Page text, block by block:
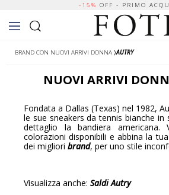
-15% OFF - PRIMO
BRAND CON NUOVI ARRIVI DONNA ⟩AUTRY
NUOVI ARRIVI
Fondata a Dallas (Texas) nel 1982,
le sue sneakers da tennis bianche in
dettaglio la bandiera americana.
colorazioni disponibili e abbina la
dei migliori brand, per uno stile
Visualizza anche: Saldi Autry